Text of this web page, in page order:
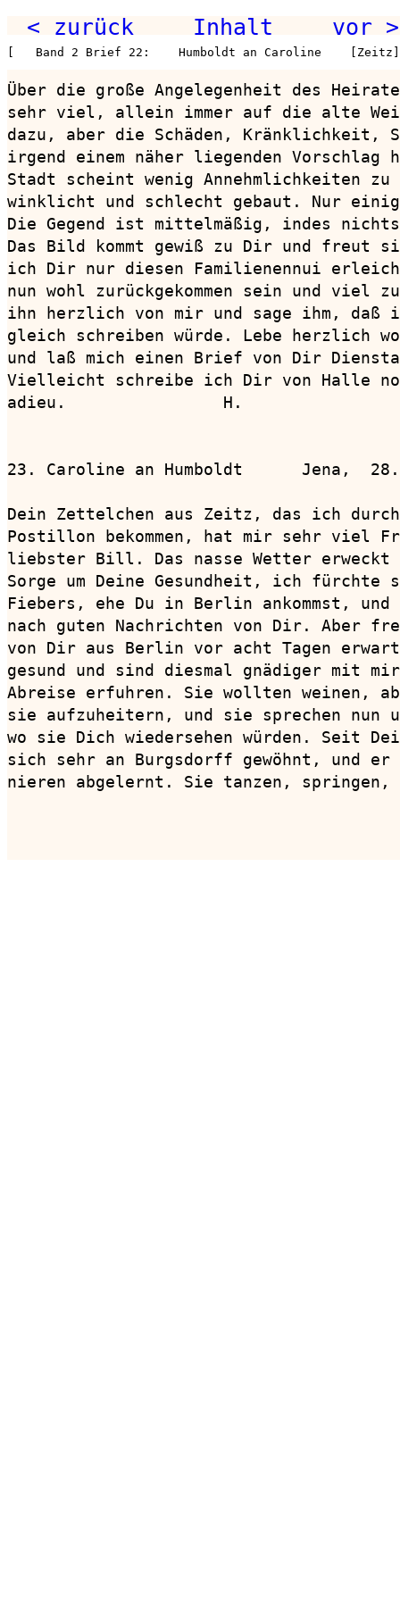
< zurück Inhalt vor >
[   Band 2 Brief 22:    Humboldt an Caroline
Über die große Angelegenheit des
sehr viel, allein immer auf die alte
dazu, aber die Schäden, Kränklichkeit,
irgend einem näher liegenden
Stadt scheint wenig Annehmlichkeiten
winklicht und schlecht gebaut. Nur
Die Gegend ist mittelmäßig, indes
Das Bild kommt gewiß zu Dir und freut
ich Dir nur diesen Familienennui
nun wohl zurückgekommen sein und viel
ihn herzlich von mir und sage ihm, daß
gleich schreiben würde. Lebe herzlich
und laß mich einen Brief von Dir
Vielleicht schreibe ich Dir von Halle
adieu.                H.
23. Caroline an Humboldt      Jena,
Dein Zettelchen aus Zeitz, das ich durch
Postillon bekommen, hat mir sehr viel
liebster Bill. Das nasse Wetter erweckt
Sorge um Deine Gesundheit, ich fürchte
Fiebers, ehe Du in Berlin ankommst,
nach guten Nachrichten von Dir. Aber
von Dir aus Berlin vor acht Tagen
gesund und sind diesmal gnädiger mit
Abreise erfuhren. Sie wollten weinen,
sie aufzuheitern, und sie sprechen nun
wo sie Dich wiedersehen würden. Seit
sich sehr an Burgsdorff gewöhnt, und er
nieren abgelernt. Sie tanzen,